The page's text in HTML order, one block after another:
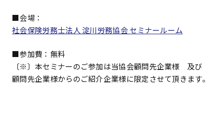
■会場：
社会保険労務士法人 淀川労務協会 セミナールーム
■参加費：無料
〔※〕本セミナーのご参加は当協会顧問先企業様 及び
顧問先企業様からのご紹介企業様に限定させて頂きます。